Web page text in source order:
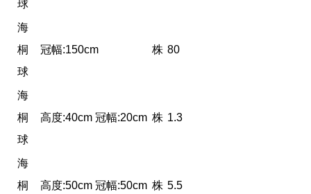
球
海
桐
球
冠幅:150cm 株 80
海
桐
球
高度:40cm 冠幅:20cm 株 1.3
海
桐
高度:50cm 冠幅:50cm 株 5.5